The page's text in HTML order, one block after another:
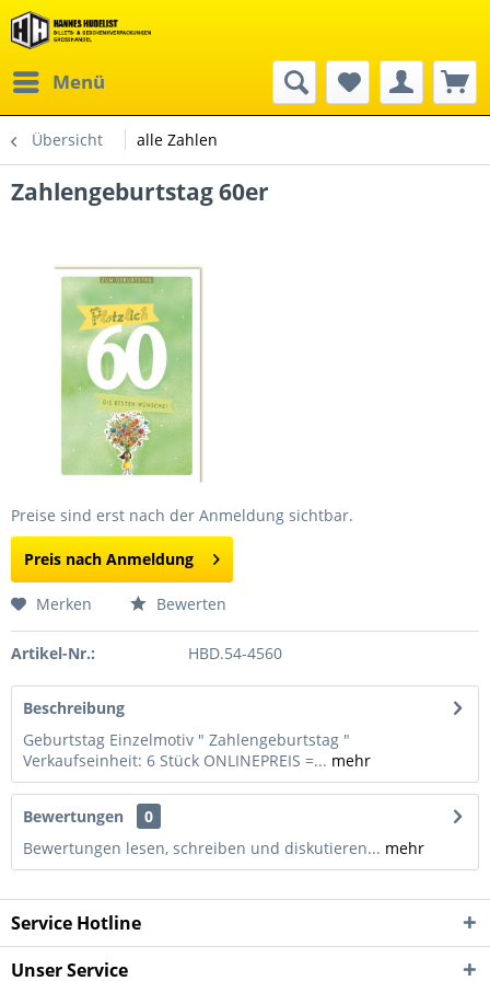
Menü
Übersicht alle Zahlen
Zahlengeburtstag 60er
Preise sind erst nach der Anmeldung sichtbar.
Preis nach Anmeldung
Merken Bewerten
Artikel-Nr.: HBD.54-4560
Beschreibung
Geburtstag Einzelmotiv " Zahlengeburtstag "
Verkaufseinheit: 6 Stück ONLINEPREIS =... mehr
Bewertungen
0
Bewertungen lesen, schreiben und diskutieren... mehr
Service Hotline
Unser Service